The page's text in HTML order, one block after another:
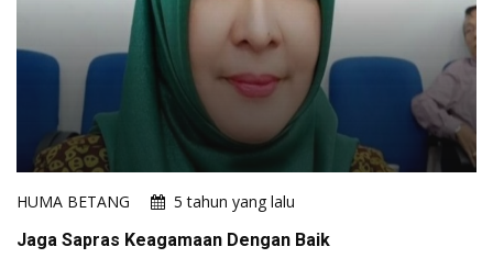
HUMA BETANG
5 tahun yang lalu
Jaga Sapras Keagamaan Dengan Baik